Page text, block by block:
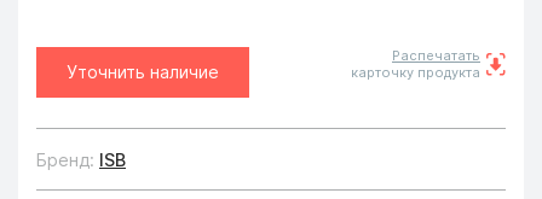
Уточнить наличие
Распечатать
карточку продукта
Бренд: ISB